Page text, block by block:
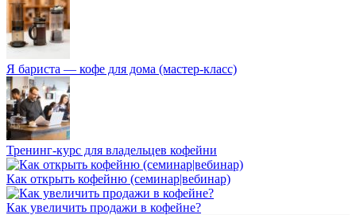
Я бариста — кофе для дома (мастер-класс)
Тренинг-курс для владельцев кофейни
Как открыть кофейню (семинар|вебинар)
Как увеличить продажи в кофейне?